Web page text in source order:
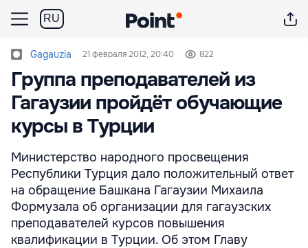
RU
Gagauzia 21 февраля 2012, 20:40 822
Группа преподавателей из
Гагаузии пройдёт обучающие
курсы в Турции
Министерство народного просвещения
Республики Турция дало положительный ответ
на обращение Башкана Гагаузии Михаила
Формузала об организации для гагаузских
преподавателей курсов повышения
квалификации в Турции. Об этом Главу